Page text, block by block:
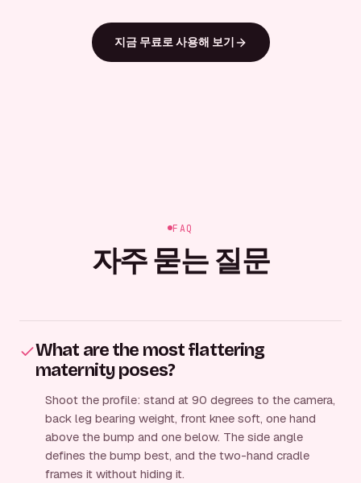
지금 무료로 사용해 보기
FAQ
자주 묻는 질문
What are the most flattering
maternity poses?
Shoot the profile: stand at 90 degrees to the camera,
back leg bearing weight, front knee soft, one hand
above the bump and one below. The side angle
defines the bump best, and the two-hand cradle
frames it without hiding it.